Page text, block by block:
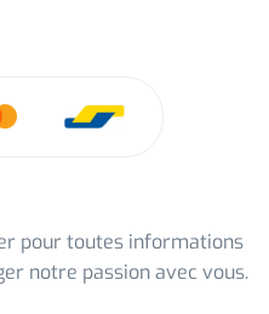
pour toutes informations
notre passion avec vous.